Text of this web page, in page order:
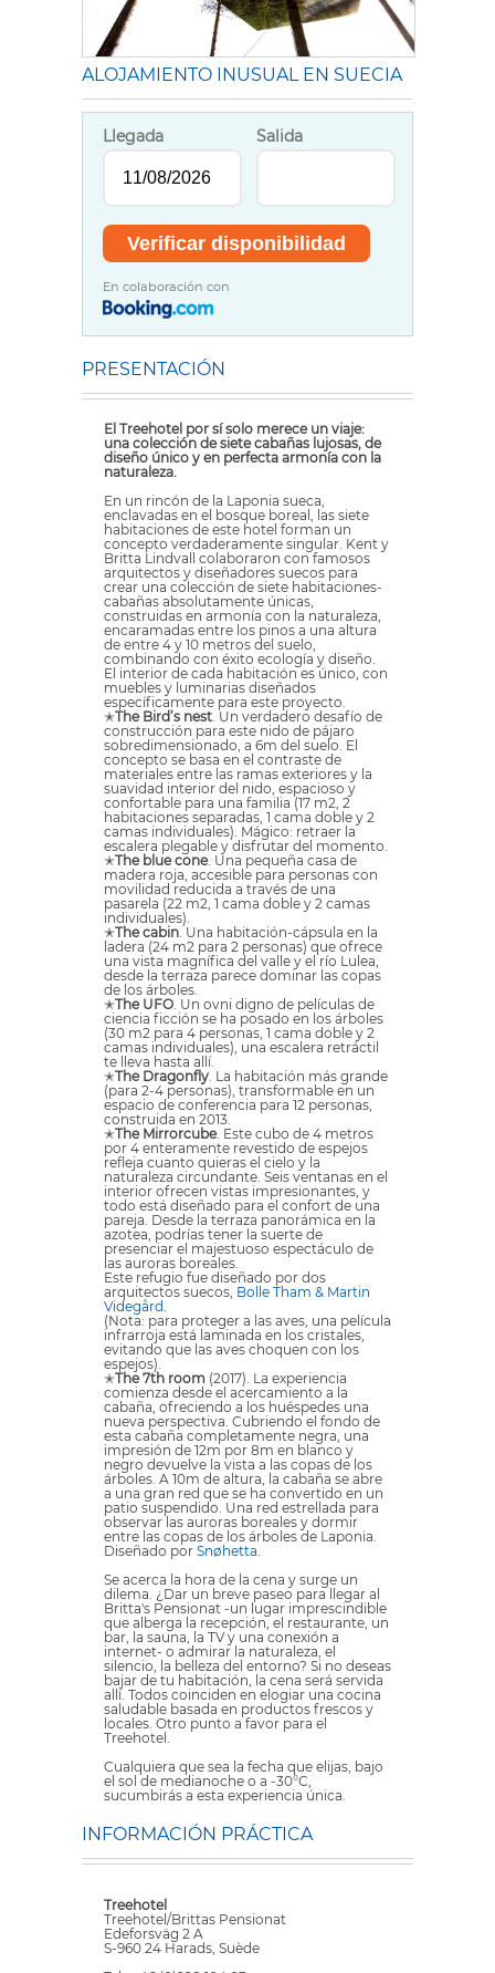
ALOJAMIENTO INUSUAL EN SUECIA
Llegada Salida
En colaboración con
PRESENTACIÓN
El Treehotel por sí solo merece un viaje:
una colección de siete cabañas lujosas, de
diseño único y en perfecta armonía con la
naturaleza.
En un rincón de la Laponia sueca,
enclavadas en el bosque boreal, las siete
habitaciones de este hotel forman un
concepto verdaderamente singular. Kent y
Britta Lindvall colaboraron con famosos
arquitectos y diseñadores suecos para
crear una colección de siete habitaciones-
cabañas absolutamente únicas,
construidas en armonía con la naturaleza,
encaramadas entre los pinos a una altura
de entre 4 y 10 metros del suelo,
combinando con éxito ecología y diseño.
El interior de cada habitación es único, con
muebles y luminarias diseñados
específicamente para este proyecto.
✭The Bird’s nest. Un verdadero desafío de
construcción para este nido de pájaro
sobredimensionado, a 6m del suelo. El
concepto se basa en el contraste de
materiales entre las ramas exteriores y la
suavidad interior del nido, espacioso y
confortable para una familia (17 m2, 2
habitaciones separadas, 1 cama doble y 2
camas individuales). Mágico: retraer la
escalera plegable y disfrutar del momento.
✭The blue cone. Una pequeña casa de
madera roja, accesible para personas con
movilidad reducida a través de una
pasarela (22 m2, 1 cama doble y 2 camas
individuales).
✭The cabin. Una habitación-cápsula en la
ladera (24 m2 para 2 personas) que ofrece
una vista magnífica del valle y el río Lulea,
desde la terraza parece dominar las copas
de los árboles.
✭The UFO. Un ovni digno de películas de
ciencia ficción se ha posado en los árboles
(30 m2 para 4 personas, 1 cama doble y 2
camas individuales), una escalera retráctil
te lleva hasta allí.
✭The Dragonfly. La habitación más grande
(para 2-4 personas), transformable en un
espacio de conferencia para 12 personas,
construida en 2013.
✭The Mirrorcube. Este cubo de 4 metros
por 4 enteramente revestido de espejos
refleja cuanto quieras el cielo y la
naturaleza circundante. Seis ventanas en el
interior ofrecen vistas impresionantes, y
todo está diseñado para el confort de una
pareja. Desde la terraza panorámica en la
azotea, podrías tener la suerte de
presenciar el majestuoso espectáculo de
las auroras boreales.
Este refugio fue diseñado por dos
arquitectos suecos, Bolle Tham & Martin
Videgård.
(Nota: para proteger a las aves, una película
infrarroja está laminada en los cristales,
evitando que las aves choquen con los
espejos).
✭The 7th room (2017). La experiencia
comienza desde el acercamiento a la
cabaña, ofreciendo a los huéspedes una
nueva perspectiva. Cubriendo el fondo de
esta cabaña completamente negra, una
impresión de 12m por 8m en blanco y
negro devuelve la vista a las copas de los
árboles. A 10m de altura, la cabaña se abre
a una gran red que se ha convertido en un
patio suspendido. Una red estrellada para
observar las auroras boreales y dormir
entre las copas de los árboles de Laponia.
Diseñado por Snøhetta.
Se acerca la hora de la cena y surge un
dilema. ¿Dar un breve paseo para llegar al
Britta's Pensionat -un lugar imprescindible
que alberga la recepción, el restaurante, un
bar, la sauna, la TV y una conexión a
internet- o admirar la naturaleza, el
silencio, la belleza del entorno? Si no deseas
bajar de tu habitación, la cena será servida
allí. Todos coinciden en elogiar una cocina
saludable basada en productos frescos y
locales. Otro punto a favor para el
Treehotel.
Cualquiera que sea la fecha que elijas, bajo
el sol de medianoche o a -30°C,
sucumbirás a esta experiencia única.
INFORMACIÓN PRÁCTICA
Treehotel
Treehotel/Brittas Pensionat
Edeforsväg 2 A
S-960 24 Harads, Suède